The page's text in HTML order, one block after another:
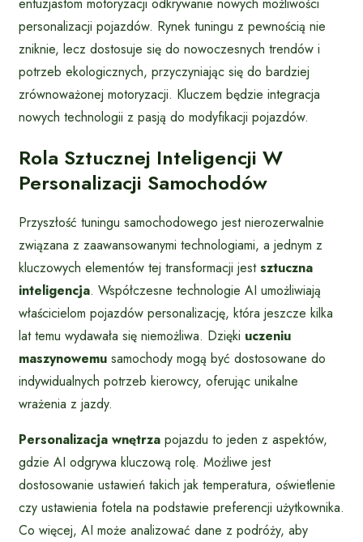
personalizacji pojazdów. Rynek tuningu z pewnością nie
zniknie, lecz dostosuje się do nowoczesnych trendów i
potrzeb ekologicznych, przyczyniając się do bardziej
zrównoważonej motoryzacji. Kluczem będzie integracja
nowych technologii z pasją do modyfikacji pojazdów.
Rola Sztucznej Inteligencji W
Personalizacji Samochodów
Przyszłość tuningu samochodowego jest nierozerwalnie
związana z zaawansowanymi technologiami, a jednym z
kluczowych elementów tej transformacji jestsztuczna
inteligencja. Współczesne technologie AI umożliwiają
właścicielom pojazdów personalizację, która jeszcze kilka
lat temu wydawała się niemożliwa. Dzięki uczeniu
maszynowemu samochody mogą być dostosowane do
indywidualnych potrzeb kierowcy, oferując unikalne
wrażenia z jazdy.
Personalizacja wnętrza pojazdu to jeden z aspektów,
gdzie AI odgrywa kluczową rolę. Możliwe jest
dostosowanie ustawień takich jak temperatura, oświetlenie
czy ustawienia fotela na podstawie preferencji użytkownika.
Co więcej, AI może analizować dane z podróży, aby